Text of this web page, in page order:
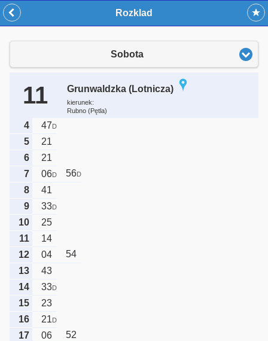
Rozklad
Sobota
11 Grunwaldzka (Lotnicza)
kierunek:
Rubno (Pętla)
4 47D
5
21
6
21
7
06D 56D
8
41
9
33D
10
25
11
14
12
04
54
13
43
14
33D
15
23
16
21D
17 06
52